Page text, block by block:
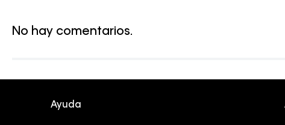
No hay comentarios.
Ayuda